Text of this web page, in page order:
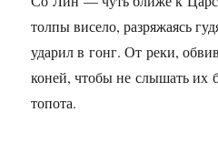
толпы висело, разряжаясь
ударил в гонг. От реки,
коней, чтобы не слышать их
топота.